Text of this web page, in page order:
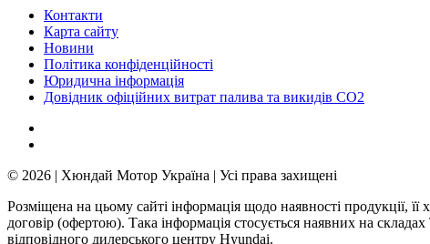
Контакти
Карта сайту
Новини
Політика конфіденційності
Юридична інформація
Довідник офіційних витрат палива та викидів СО2
© 2026 | Хюндай Мотор Україна | Усі права захищені
Розміщена на цьому сайті інформація щодо наявності продукції,
договір (офертою). Така інформація стосується наявних на
відповідного дилерського центру Hyundai.